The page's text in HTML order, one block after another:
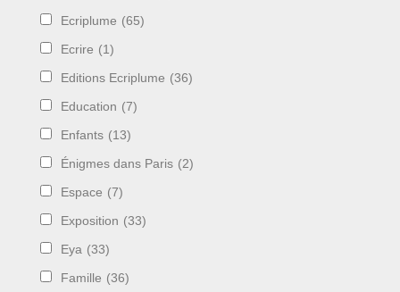
Ecriplume (65)
Ecrire (1)
Editions Ecriplume (36)
Education (7)
Enfants (13)
Énigmes dans Paris (2)
Espace (7)
Exposition (33)
Eya (33)
Famille (36)